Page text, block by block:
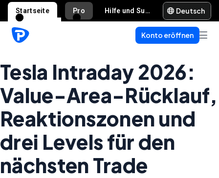
Startseite Pro Hilfe und Support Deutsch
Konto eröffnen
Tesla Intraday 2026:
Value-Area-Rücklauf,
Reaktionszonen und
drei Levels für den
nächsten Trade